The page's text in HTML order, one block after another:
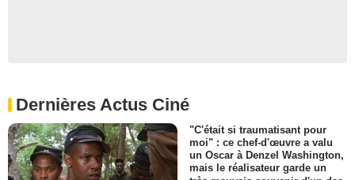
Dernières Actus Ciné
"C'était si traumatisant pour
moi" : ce chef-d'œuvre a valu
un Oscar à Denzel Washington,
mais le réalisateur garde un